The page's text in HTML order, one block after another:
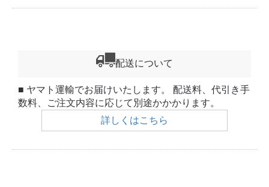
配送について
■ ヤマト運輸でお届けいたします。 配送料、代引き手
数料、ご注文内容に応じて別途かかかります。
詳しくはこちら